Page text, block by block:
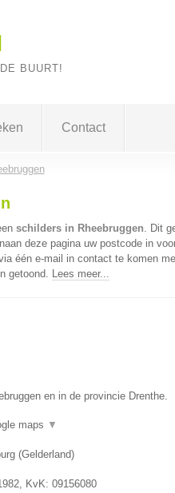
BUURT!
Contact
schilders in Rheebruggen. Dit
deze pagina uw postcode in
één e-mail in contact te komen
getoond. Lees meer...
en in de provincie Drenthe.
maps ▼
(Gelderland)
, KvK: 09156080